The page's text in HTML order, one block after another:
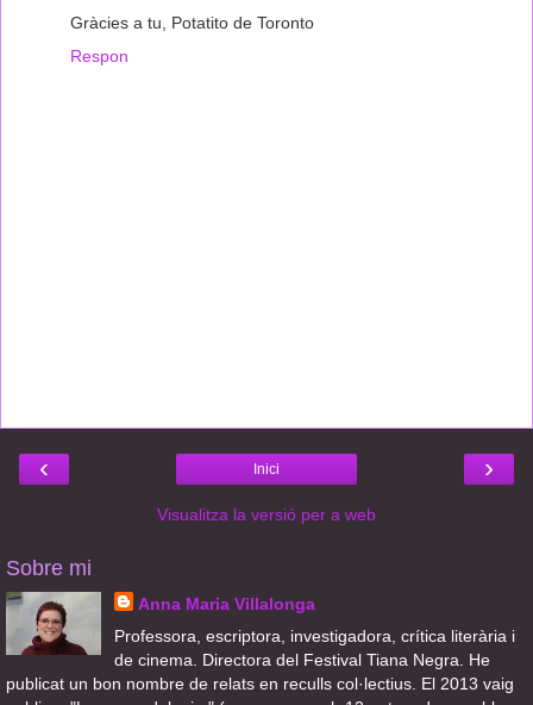
Gràcies a tu, Potatito de Toronto
Respon
‹ ›
Inici
Visualitza la versió per a web
Sobre mi
Anna Maria Villalonga
Professora, escriptora, investigadora, crítica literària i
de cinema. Directora del Festival Tiana Negra. He
publicat un bon nombre de relats en reculls col·lectius. El 2013 vaig